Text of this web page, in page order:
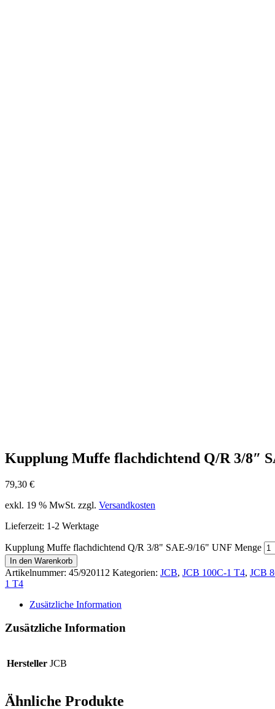
Kupplung Muffe flachdichtend Q/R 3/8″
79,30 €
exkl. 19 % MwSt. zzgl. Versandkosten
Lieferzeit: 1-2 Werktage
Kupplung Muffe flachdichtend Q/R 3/8" SAE-9/16" UNF Menge
In den Warenkorb
Artikelnummer: 45/920112 Kategorien: JCB, JCB 100C-1 T4, JCB
1 T4
Zusätzliche Information
Zusätzliche Information
Hersteller JCB
Ähnliche Produkte